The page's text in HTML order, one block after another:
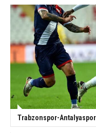
Trabzonspor-